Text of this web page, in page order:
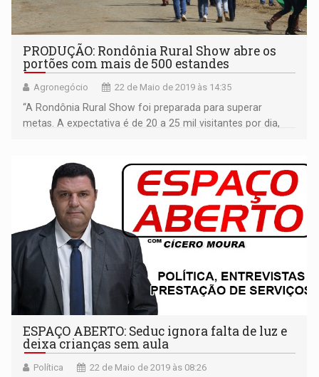
PRODUÇÃO: Rondônia Rural Show abre os
portões com mais de 500 estandes
Agronegócio 22 de Maio de 2019 às 14:35
‘‘A Rondônia Rural Show foi preparada para superar
metas. A expectativa é de 20 a 25 mil visitantes por dia,
ESPAÇO ABERTO: Seduc ignora falta de luz e
deixa crianças sem aula
Política 22 de Maio de 2019 às 08:26